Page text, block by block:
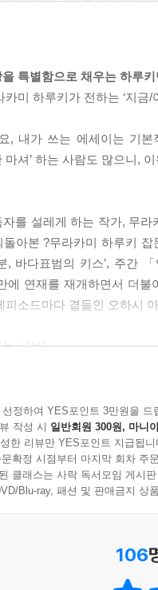
억으로는) "메이지 진구
간에 아무일도 없었던 것
도 잘 드러나 있다. 공동
무한한 에세이집. 가르
이야기 하면서 가끔 "!" 를
심농은 하여간 주위 여성
요하다’에서
특별함으로 채우는 하루
미 하루키가 전하는 ‘지금
, 내가 쓰는 에세이는 기
마셔’ 하는 사람도 많으니,
를 설레게 하는 작가, 무
아본 ?무라카미 하루키
, 바다표범의 키스’, 주간
에 연재를 재개하면서 더불
피소드마다 곁들인 오하시
시선!
적인 판매고를 기록하며
한 소설가’라 소개하지
‘무라카미 라디오’는 작가
다. 《채소의 기분, 바다표
《무라카미 라디오》의
'의 감성에 '취향 좋은 남자'
정하여 YES포인트 3만원을 드
작성 시 일반회원 300원, 마니
한 리뷰만 YES포인트 지급됩니
확정 시점부터 마지막 회차 주
클래스는 사락 독서모임 게시
Blu-ray, 패션 및 판매금지 상
106